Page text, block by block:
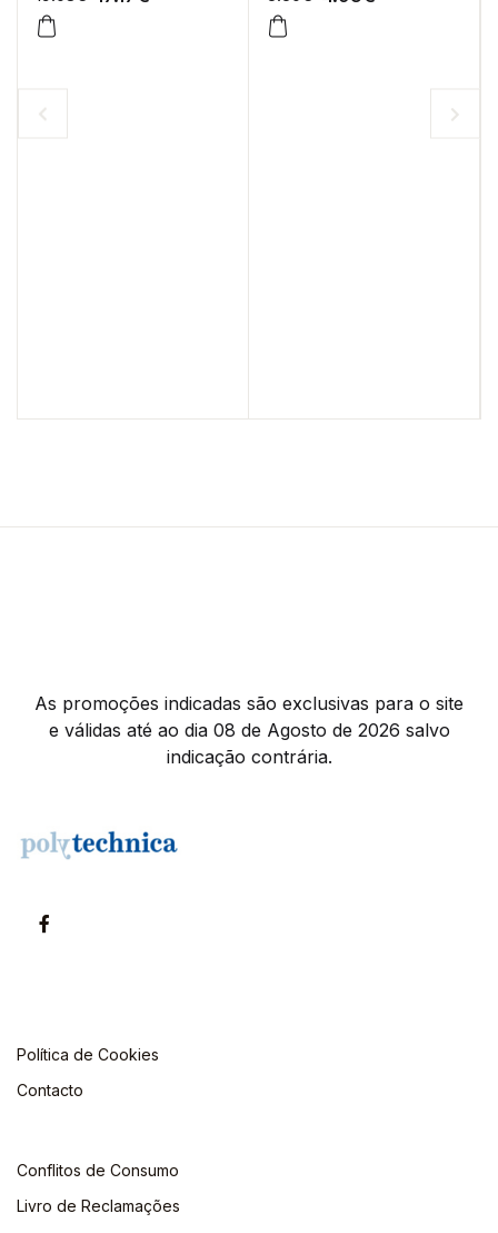
-10%
Europeias, O
As promoções indicadas são exclusivas para o site
e válidas até ao dia 08 de Agosto de 2026 salvo
indicação contrária.
Política de Cookies
Contacto
Conflitos de Consumo
Livro de Reclamações